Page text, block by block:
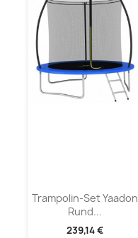
Trampolin-Set Yaadon
Rund...
239,14 €